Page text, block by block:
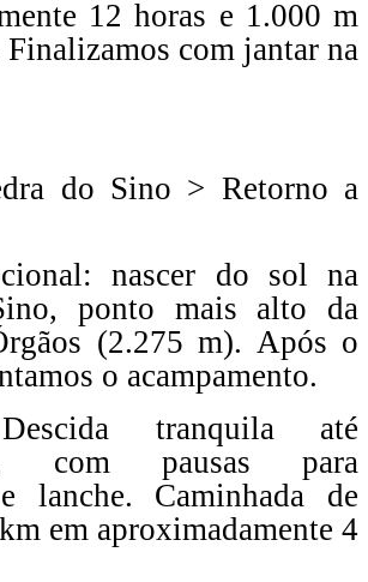
12 horas e 1.000 m
com jantar na
do Sino > Retorno a
nascer do sol na
ponto mais alto da
(2.275 m). Após o
o acampamento.
tranquila até
com pausas para
lanche. Caminhada de
em aproximadamente 4